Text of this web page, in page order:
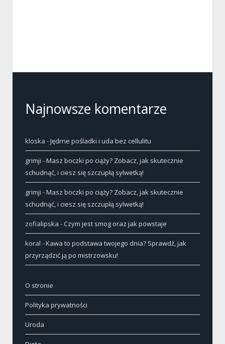
Najnowsze komentarze
kloska -Jędrne pośladki i uda bez cellulitu
grimji -Masz boczki po ciąży? Zobacz, jak skutecznie
schudnąć, i ciesz się szczupłą sylwetką!
grimji -Masz boczki po ciąży? Zobacz, jak skutecznie
schudnąć, i ciesz się szczupłą sylwetką!
zofialipska -Czym jest smog oraz jak powstaje
koral -Kawa to podstawa twojego dnia? Sprawdź, jak
przyrządzić ją po mistrzowsku!
O stronie
Polityka prywatności
Uroda